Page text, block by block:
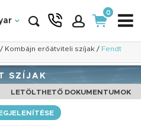
0
/ Kombájn erőátviteli szíjak / Fendt
SZÍJAK
LETÖLTHETŐ DOKUMENTUMOK